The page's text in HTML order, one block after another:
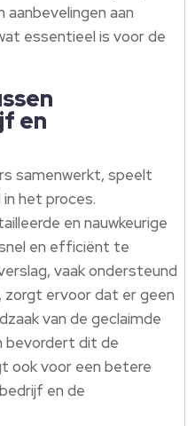
aan
essentieel is voor de
en
samenwerkt, speelt
het proces.
en nauwkeurige
en efficiënt te
vaak ondersteund
zorgt ervoor dat er geen
van de geclaimde
bevordert dit de
ook voor een betere
en de